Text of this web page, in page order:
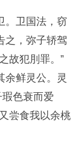
。卫国法，窃
之，弥子轿驾
故犯刖罪。”
余鲜灵公。灵
瑕色衰而爱
尝食我以余桃